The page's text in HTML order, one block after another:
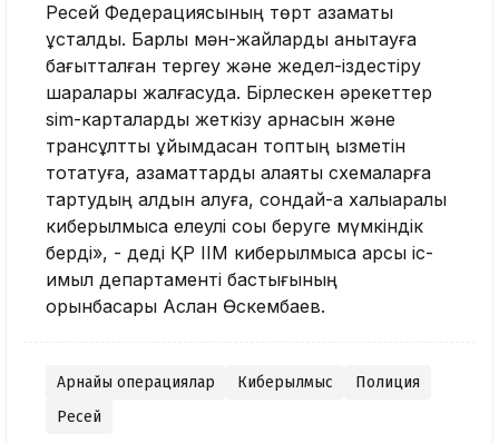
Ресей Федерациясының төрт азаматы
ұсталды. Барлық мән-жайларды анықтауға
бағытталған тергеу және жедел-іздестіру
шаралары жалғасуда. Бірлескен әрекеттер
sim-карталарды жеткізу арнасын және
трансұлттық ұйымдасқан топтың қызметін
тоқтатуға, азаматтарды алаяқтық схемаларға
тартудың алдын алуға, сондай-ақ халықаралық
киберқылмысқа елеулі соққы беруге мүмкіндік
берді», - деді ҚР ІІМ киберқылмысқа қарсы іс-
қимыл департаменті бастығының
орынбасары Аслан Өскембаев.
Арнайы операциялар Киберқылмыс
Полиция
Ресей